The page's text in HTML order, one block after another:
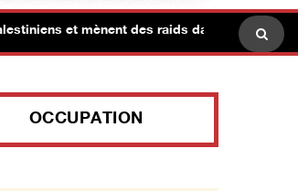
et mènent des raids dans des villes à
OCCUPATION